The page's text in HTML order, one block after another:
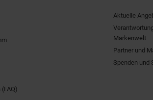
Aktuelle
Markenwelt
Partner und
Spenden und